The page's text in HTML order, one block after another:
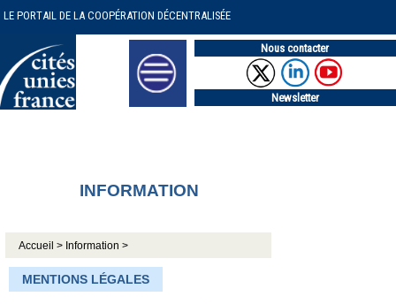
LE PORTAIL DE LA COOPÉRATION DÉCENTRALISÉE
Nous contacter
Newsletter
INFORMATION
Accueil > Information >
MENTIONS LÉGALES